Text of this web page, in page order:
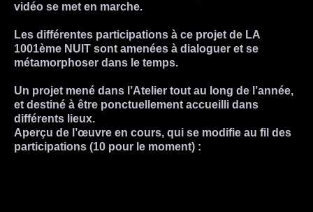
vidéo se met en marche.
Les différentes participations à ce projet de LA
1001ème NUIT sont amenées à dialoguer et se
métamorphoser dans le temps.
Un projet mené dans l’Atelier tout au long de l’année,
et destiné à être ponctuellement accueilli dans
différents lieux.
Aperçu de l’œuvre en cours, qui se modifie au fil des
participations (10 pour le moment) :